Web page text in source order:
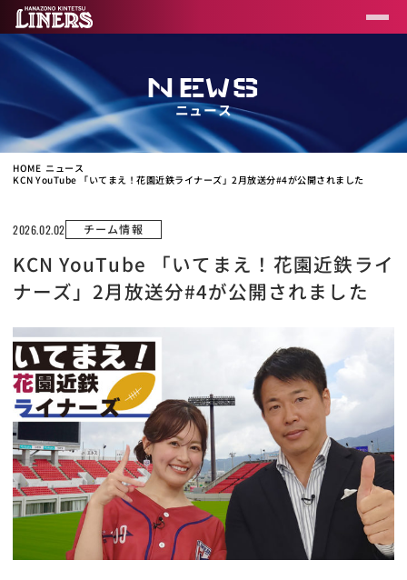
NEWS
ニュース
HOME ニュース
KCN YouTube 「いてまえ！花園近鉄ライナーズ」2月放送分#4が公開されました
2026.02.02 チーム情報
KCN YouTube 「いてまえ！花園近鉄ライ
ナーズ」2月放送分#4が公開されました